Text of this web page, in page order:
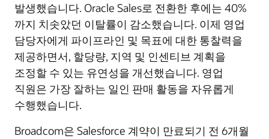
발생했습니다. Oracle Sales로 전환한 후에는 40%
까지 치솟았던 이탈률이 감소했습니다. 이제 영업
담당자에게 파이프라인 및 목표에 대한 통찰력을
제공하면서, 할당량, 지역 및 인센티브 계획을
조정할 수 있는 유연성을 개선했습니다. 영업
직원은 가장 잘하는 일인 판매 활동을 자유롭게
수행했습니다.
Broadcom은 Salesforce 계약이 만료되기 전 6개월